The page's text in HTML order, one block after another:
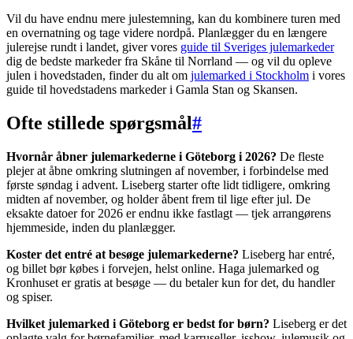
Vil du have endnu mere julestemning, kan du kombinere turen med
en overnatning og tage videre nordpå. Planlægger du en længere
julerejse rundt i landet, giver vores guide til Sveriges julemarkeder
dig de bedste markeder fra Skåne til Norrland — og vil du opleve
julen i hovedstaden, finder du alt om julemarked i Stockholm i vores
guide til hovedstadens markeder i Gamla Stan og Skansen.
Ofte stillede spørgsmål#
Hvornår åbner julemarkederne i Göteborg i 2026? De fleste
plejer at åbne omkring slutningen af november, i forbindelse med
første søndag i advent. Liseberg starter ofte lidt tidligere, omkring
midten af november, og holder åbent frem til lige efter jul. De
eksakte datoer for 2026 er endnu ikke fastlagt — tjek arrangørens
hjemmeside, inden du planlægger.
Koster det entré at besøge julemarkederne? Liseberg har entré,
og billet bør købes i forvejen, helst online. Haga julemarked og
Kronhuset er gratis at besøge — du betaler kun for det, du handler
og spiser.
Hvilket julemarked i Göteborg er bedst for børn? Liseberg er det